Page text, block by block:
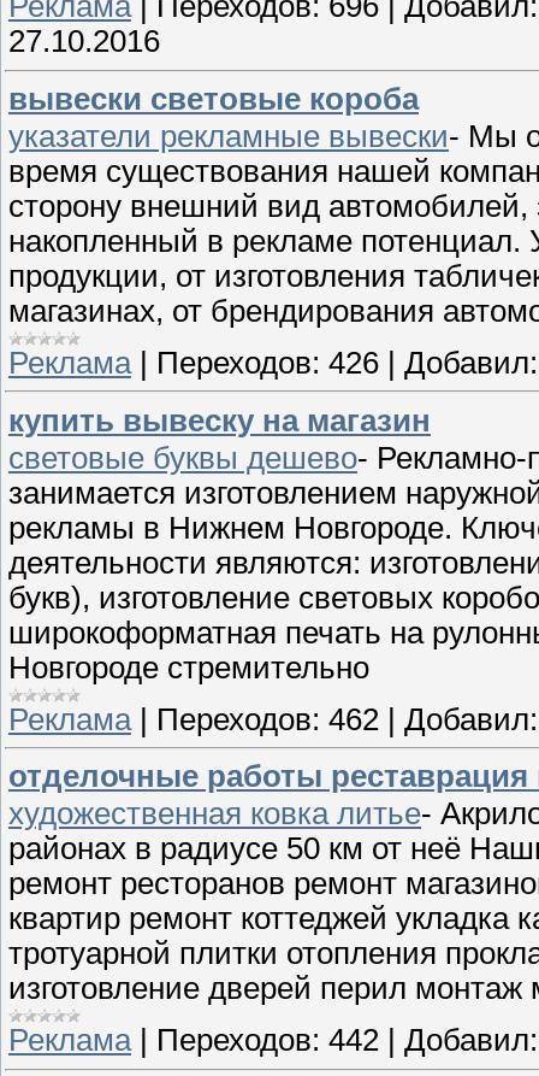
27.10.2016
вывески световые короба
указатели рекламные вывески- Мы
время существования нашей
сторону внешний вид
накопленный в рекламе
продукции, от изготовления
магазинах, от брендирования
Реклама| Переходов: 426
Добавил:
купить вывеску на магазин
световые буквы дешево- Рекламно-
занимается изготовлением
рекламы в Нижнем Новгороде.
деятельности являются:
букв), изготовление световых
широкоформатная печать на
Новгороде стремительно
Реклама| Переходов: 462 | Добавил:
отделочные работы реставрация
художественная ковка литье-
районах в радиусе 50 км от неё
ремонт ресторанов ремонт
квартир ремонт коттеджей укладка
тротуарной плитки отопления
изготовление дверей перил монтаж
Реклама| Переходов: 442
Добавил: